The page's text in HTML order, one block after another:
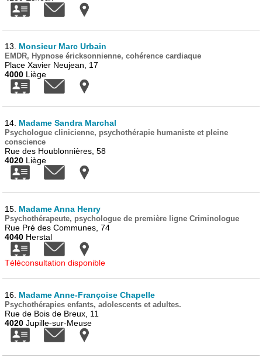
13. Monsieur Marc Urbain
EMDR, Hypnose éricksonnienne, cohérence cardiaque
Place Xavier Neujean, 17
4000 Liège
14. Madame Sandra Marchal
Psychologue clinicienne, psychothérapie humaniste et pleine
conscience
Rue des Houblonnières, 58
4020 Liège
15. Madame Anna Henry
Psychothérapeute, psychologue de première ligne Criminologue
Rue Pré des Communes, 74
4040 Herstal
Téléconsultation disponible
16. Madame Anne-Françoise Chapelle
Psychothérapies enfants, adolescents et adultes.
Rue de Bois de Breux, 11
4020 Jupille-sur-Meuse